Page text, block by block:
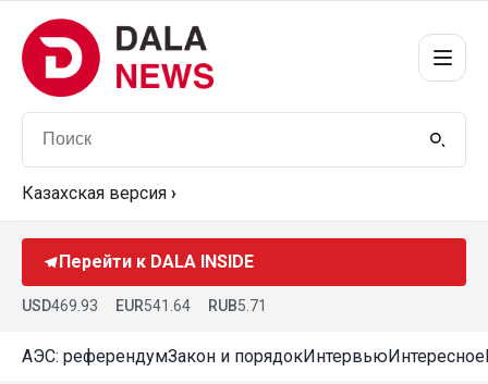
Казахская версия ›
Перейти к DALA INSIDE
USD469.93 EUR541.64 RUB5.71
АЭС: референдумЗакон и порядокИнтервьюИнтересное